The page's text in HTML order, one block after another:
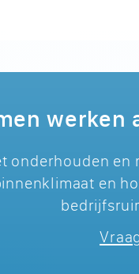
werken
onderhouden
en